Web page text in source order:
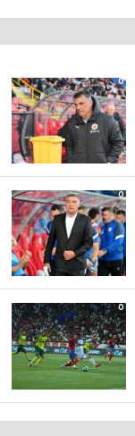
0
0
0